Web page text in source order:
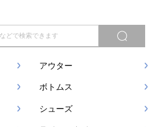
アウター
ボトムス
シューズ